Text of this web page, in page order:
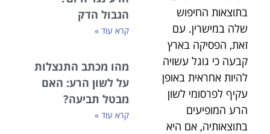
בתוצאות החיפוש
שלה במישרין. עם
זאת, הפסיקה בארץ
קבעה כי גוגל עשויה
להיות אחראית באופן
עקיף לפרסומי לשון
הרע המופיעים
בתוצאותיה, אם היא
הגבול הדק
קרא עוד »
מהו מכתב התנצלות
על לשון הרע: האם
מבטל תביעה?
קרא עוד »